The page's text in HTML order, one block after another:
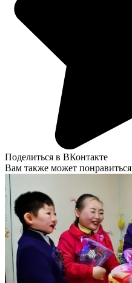
Поделиться в ВКонтакте
Вам также может понравиться